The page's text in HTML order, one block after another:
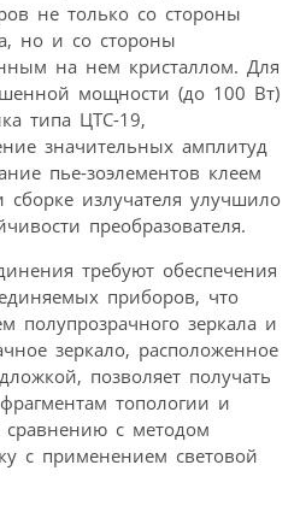
не только со стороны
но и со стороны
на нем кристаллом. Для
мощности (до 100 Вт)
типа ЦТС-19,
значительных амплитуд
пье-зоэлементов клеем
излучателя улучшило
преобразователя.
требуют обеспечения
приборов, что
полупрозрачного зеркала и
зеркало, расположенное
позволяет получать
топологии и
с методом
с применением световой